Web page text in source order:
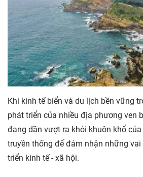
Khi kinh tế biển và du lịch bền vững
phát triển của nhiều địa phương ven
đang dần vượt ra khỏi khuôn khổ
truyền thống để đảm nhận những
triển kinh tế - xã hội.